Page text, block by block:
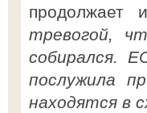
продолжает
тревогой,
собирался.
послужила
находятся в